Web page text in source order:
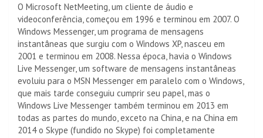
O Microsoft NetMeeting, um cliente de áudio e
videoconferência, começou em 1996 e terminou em 2007. O
Windows Messenger, um programa de mensagens
instantâneas que surgiu com o Windows XP, nasceu em
2001 e terminou em 2008. Nessa época, havia o Windows
Live Messenger, um software de mensagens instantâneas
evoluiu para o MSN Messenger em paralelo com o Windows,
que mais tarde conseguiu cumprir seu papel, mas o
Windows Live Messenger também terminou em 2013 em
todas as partes do mundo, exceto na China, e na China em
2014 o Skype (fundido no Skype) foi completamente